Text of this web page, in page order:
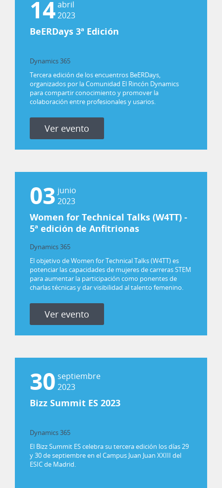
14abril
2023
BeERDays 3ª Edición
Dynamics 365
Power Platform
Tercera edición de los encuentros BeERDays,
organizados por la Comunidad El Rincón Dynamics
para compartir conocimiento y promover la
colaboración entre profesionales y usarios.
Ver evento
03 junio
2023
Women for Technical Talks (W4TT) -
5ª edición de Anfitrionas
Dynamics 365
Power Platform
El objetivo de Women for Technical Talks (W4TT) es
potenciar las capacidades de mujeres de carreras STEM
para aumentar la participación como ponentes de
charlas técnicas y dar visibilidad al talento femenino.
Ver evento
30 septiembre
2023
Bizz Summit ES 2023
Dynamics 365
Power Platform
El Bizz Summit ES celebra su tercera edición los días 29
y 30 de septiembre en el Campus Juan Juan XXIII del
ESIC de Madrid.